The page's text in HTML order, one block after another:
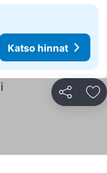
Katso hinnat
Jaa